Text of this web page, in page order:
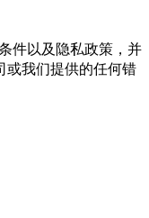
件以及隐私政策，并
或我们提供的任何错